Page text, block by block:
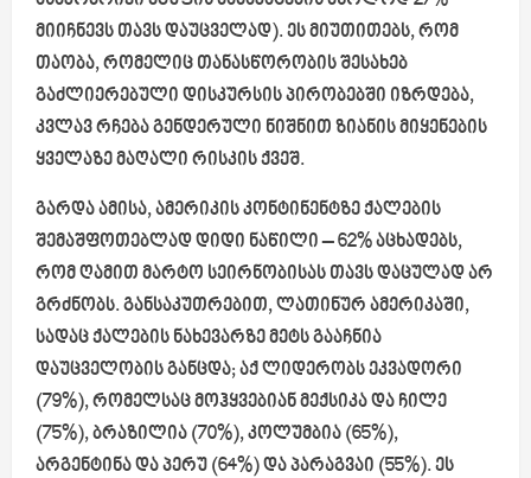
მიიჩნევს თავს დაუცველად). ეს მიუთითებს, რომ
თაობა, რომელიც თანასწორობის შესახებ
გაძლიერებული დისკურსის პირობებში იზრდება,
კვლავ რჩება გენდერული ნიშნით ზიანის მიყენების
ყველაზე მაღალი რისკის ქვეშ.
გარდა ამისა, ამერიკის კონტინენტზე ქალების
შემაშფოთებლად დიდი ნაწილი – 62% აცხადებს,
რომ ღამით მარტო სეირნობისას თავს დაცულად არ
გრძნობს. განსაკუთრებით, ლათინურ ამერიკაში,
სადაც ქალების ნახევარზე მეტს გააჩნია
დაუცველობის განცდა; აქ ლიდერობს ეკვადორი
(79%), რომელსაც მოჰყვებიან მექსიკა და ჩილე
(75%), ბრაზილია (70%), კოლუმბია (65%),
არგენტინა და პერუ (64%) და პარაგვაი (55%). ეს